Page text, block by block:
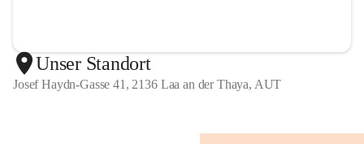
Unser Standort
Josef Haydn-Gasse 41, 2136 Laa an der Thaya, AUT